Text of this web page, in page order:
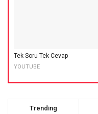
Tek Soru Tek Cevap
YOUTUBE
Trending